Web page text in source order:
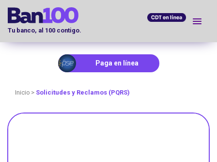
principal
Tu banco, al 100 contigo.
Menú solicitar productos
Paga en línea
Inicio Solicitudes y Reclamos (PQRS)